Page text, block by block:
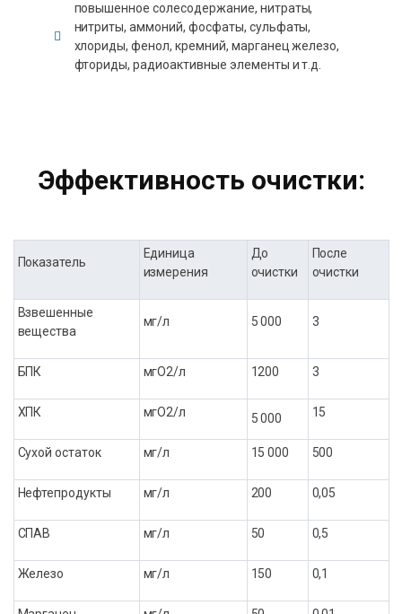
повышенное солесодержание, нитраты,
нитриты, аммоний, фосфаты, сульфаты,
хлориды, фенол, кремний, марганец железо,
фториды, радиоактивные элементы и т.д.
Эффективность очистки:
Показатель
Единица
измерения
До
очистки
После
очистки
Взвешенные
вещества
мг/л 5 000 3
БПК мгO2/л 1200 3
ХПК мгO2/л 5 000 15
Сухой остаток мг/л 15 000 500
Нефтепродукты мг/л 200 0,05
СПАВ мг/л 50 0,5
Железо мг/л 150 0,1